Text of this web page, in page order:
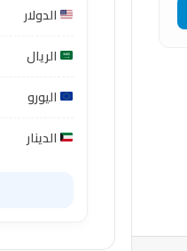
الدولار
الريال
اليورو
الدينار